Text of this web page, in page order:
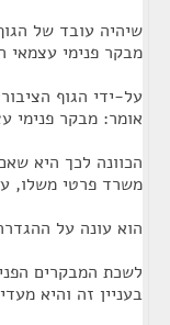
שיהיה עובד של
מבקר פנימי עצמאי
על-ידי הגוף
אומר: מבקר פנימי
הכוונה לכך היא
משרד פרטי משלו,
הוא עונה על
לשכת המבקרים
בעניין זה והיא